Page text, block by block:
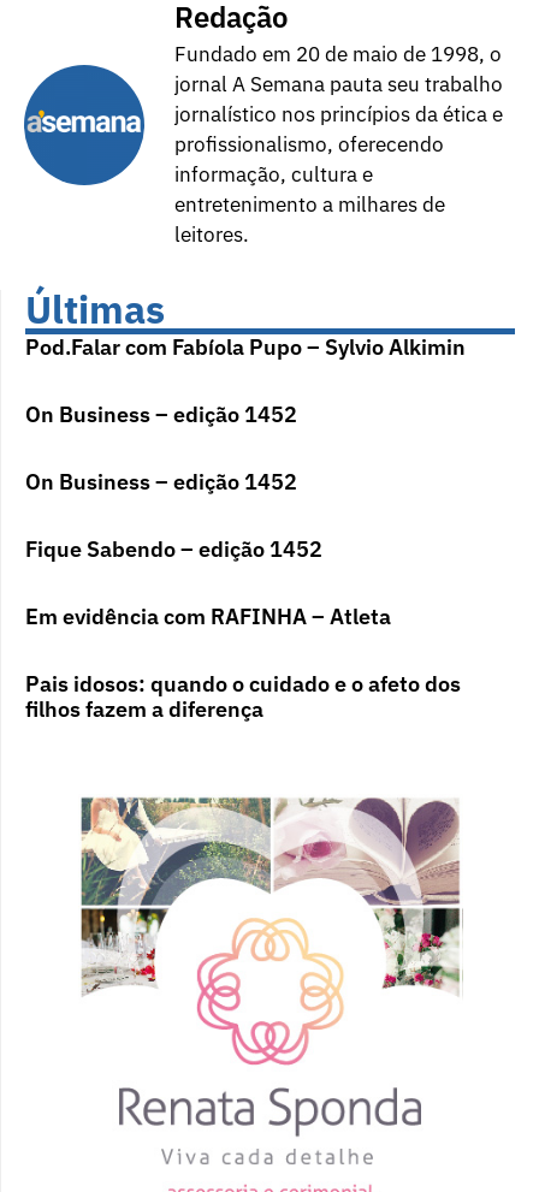
Redação
Fundado em 20 de maio de 1998, o
jornal A Semana pauta seu trabalho
jornalístico nos princípios da ética e
profissionalismo, oferecendo
informação, cultura e
entretenimento a milhares de
leitores.
Últimas
Pod.Falar com Fabíola Pupo – Sylvio Alkimin
On Business – edição 1452
On Business – edição 1452
Fique Sabendo – edição 1452
Em evidência com RAFINHA – Atleta
Pais idosos: quando o cuidado e o afeto dos
filhos fazem a diferença